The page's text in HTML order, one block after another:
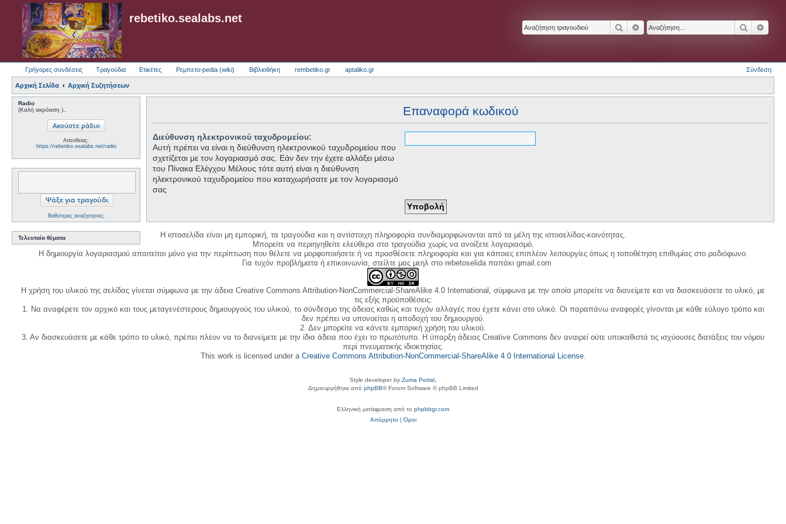
rebetiko.sealabs.net
ΑναζήτησηΕιδική αναζήτηση
Γρήγορες συνδέσεις Τραγούδια Ετικέτες Ρεμπετο-pedia (wiki) Βιβλιοθήκη rembetiko.gr aptaliko.gr Σύνδεση
Αρχική Σελίδα Αρχική Συζητήσεων
Radio
(Καλή ακρόαση )..
Απευθείας:
https://rebetiko.sealabs.net/radio
Βαθύτερες αναζητήσεις;
Τελευταία θέματα
Επαναφορά κωδικού
Διεύθυνση ηλεκτρονικού ταχυδρομείου:
Αυτή πρέπει να είναι η διεύθυνση ηλεκτρονικού ταχυδρομείου που
σχετίζεται με τον λογαριασμό σας. Εάν δεν την έχετε αλλάξει μέσω
του Πίνακα Ελέγχου Μέλους τότε αυτή είναι η διεύθυνση
ηλεκτρονικού ταχυδρομείου που καταχωρήσατε με τον λογαριασμό
σας
Η ιστοσελίδα είναι μη εμπορική, τα τραγούδια και η αντίστοιχη πληροφορία συνδιαμορφώνονται από τα μέλη της ιστοσελίδας-κοινότητας.
Μπορείτε να περιηγηθείτε ελεύθερα στα τραγούδια χωρίς να ανοίξετε λογαριασμό.
Η δημιουργία λογαριασμού απαιτείται μόνο για την περίπτωση που θέλετε να μορφοποιήσετε ή να προσθέσετε πληροφορία και για κάποιες επιπλέον λειτουργίες όπως η τοποθέτηση επιθυμίας στο ραδιόφωνο.
Για τυχόν προβλήματα ή επικοινωνία, στείλτε μας μεηλ στο rebetoselida παπάκι gmail.com
Η χρήση του υλικού της σελίδας γίνεται σύμφωνα με την άδεια Creative Commons Attribution-NonCommercial-ShareAlike 4.0 International, σύμφωνα με την οποία μπορείτε να διανείμετε και να διασκευάσετε το υλικό, με
τις εξής προϋποθέσεις:
1. Να αναφέρετε τον αρχικό και τους μεταγενέστερους δημιουργούς του υλικού, το σύνδεσμο της άδειας καθώς και τυχόν αλλαγές που έχετε κάνει στο υλικό. Οι παραπάνω αναφορές γίνονται με κάθε εύλογο τρόπο και
δεν πρέπει να υπονοείται η αποδοχή του δημιουργού.
2. Δεν μπορείτε να κάνετε εμπορική χρήση του υλικού.
3. Αν διασκευάσετε με κάθε τρόπο το υλικό, πρέπει πλέον να το διανείμετε με την ίδια άδεια που έχει το πρωτότυπο. Η ύπαρξη άδειας Creative Commons δεν αναιρεί ούτε υποκαθιστά τις ισχύουσες διατάξεις του νόμου
περί πνευματικής ιδιοκτησίας.
This work is licensed under a Creative Commons Attribution-NonCommercial-ShareAlike 4.0 International License.
Style developer by Zuma Portal
Δημιουργήθηκε από phpBB® Forum Software © phpBB Limited
Ελληνική μετάφραση από το phpbbgr.com
Απόρρητο|Όροι